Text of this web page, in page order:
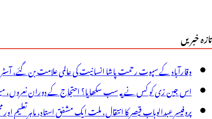
سنٹرس
افتتاح،وزیراعلیٰ
کے
تازہ خبریں
وقارآباد کے سپوت رحمت پاشا انسانیت کی عالمی علامت بن گئے،
اس جین زی کو کس نے یہ سب سکھایا؟ احتجاج کے دوران نعروں، میمز
پروفیسر عبدالوہاب قیصر کا انتقال، ملت ایک مشفق استاد، ماہرِتعلیم